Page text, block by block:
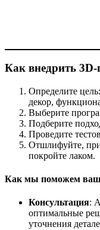
Как внедрить 3D-
Определите
декор,
Выберите
Подберите
Проведите
Отшлифуйте,
покройте лаком.
Как мы поможем
Консультация:
оптимальные
уточнения